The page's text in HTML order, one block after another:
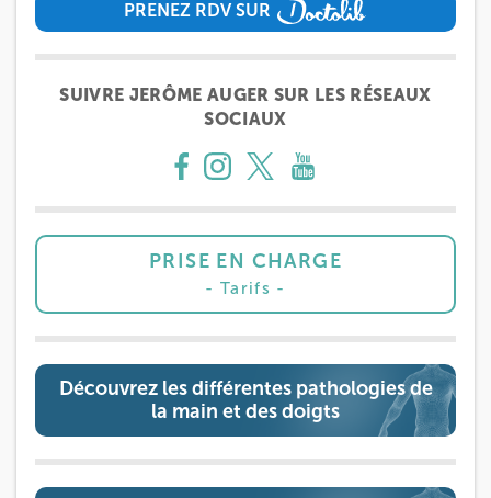
PRENEZ RDV SUR
PRENEZ RDV SUR
SUIVRE JERÔME AUGER SUR LES RÉSEAUX
SOCIAUX
PRISE EN CHARGE
Tarifs
Découvrez les différentes pathologies de
la main et des doigts
8 Rue de Paris 92190 Meudon
Prenez RDV sur
Prenez RDV sur